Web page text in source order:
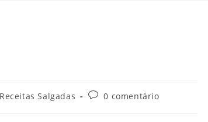
Receitas Salgadas 0 comentário